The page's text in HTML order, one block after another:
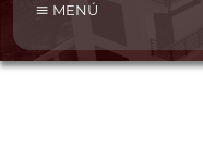
MENÚ